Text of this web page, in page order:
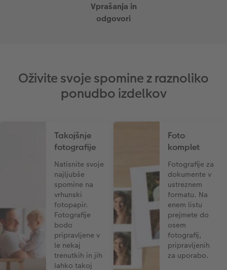
Vprašanja in
odgovori
Oživite svoje spomine z raznoliko
ponudbo izdelkov
Takojšnje
fotografije
Natisnite svoje
najljubše
spomine na
vrhunski
fotopapir.
Fotografije
bodo
pripravljene v
le nekaj
trenutkih in jih
lahko takoj
Foto
komplet
Fotografije za
dokumente v
ustreznem
formatu. Na
enem listu
prejmete do
osem
fotografij,
pripravljenih
za uporabo.